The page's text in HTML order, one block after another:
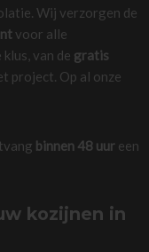
Wij verzorgen de
voor alle
van de gratis
project. Op al onze
binnen 48 uureen
kozijnen in